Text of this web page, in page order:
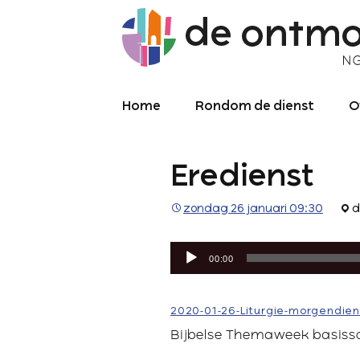
Home Rondom de dienst
Meekijken/luisteren
Over de kerkdienst
Archief liturgie
Eredienst
zondag 26 januari 09:30
Audiospeler
00:00
2020-01-26-Liturgie-
Bijbelse Themaweek